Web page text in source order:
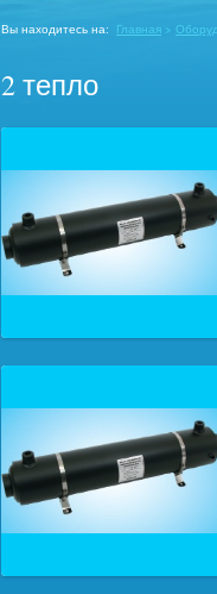
Вы находитесь на: Главная >
2 тепло